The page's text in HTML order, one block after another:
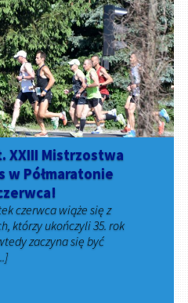
XXIII Mistrzostwa
w Półmaratonie
czerwca wiąże się z
którzy ukończyli 35. rok
zaczyna się być